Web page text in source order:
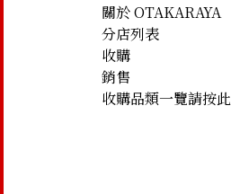
關於 OTAKARAYA
分店列表
收購
銷售
收購品類一覽請按此